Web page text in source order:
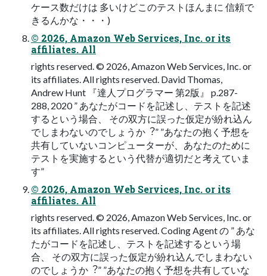
ケース数だけは 多いけどこのテストほんまに 信頼で
きるんかな・・・)
© 2026, Amazon Web Services, Inc. or its
affiliates. All
rights reserved. © 2026, Amazon Web Services, Inc. or
its affiliates. All rights reserved. David Thomas,
Andrew Hunt 『達⼈プログラマー 第2版』 p.287-
288, 2020 ” あなたがコードを記述し、テストを記述
するという場合、 その双⽅に誤った仮定が紛れ込ん
でしまわないのでしょうか︖” ”あなたの抱く予想を
共有していないコンピューターが、あなたのために
テストを実施するという代替が適切だと考えていま
す”
© 2026, Amazon Web Services, Inc. or its
affiliates. All
rights reserved. © 2026, Amazon Web Services, Inc. or
its affiliates. All rights reserved. Coding Agent の ” あな
たがコードを記述し、テストを記述するという場
合、 その双⽅に誤った仮定が紛れ込んでしまわない
のでしょうか︖” ”あなたの抱く予想を共有していな